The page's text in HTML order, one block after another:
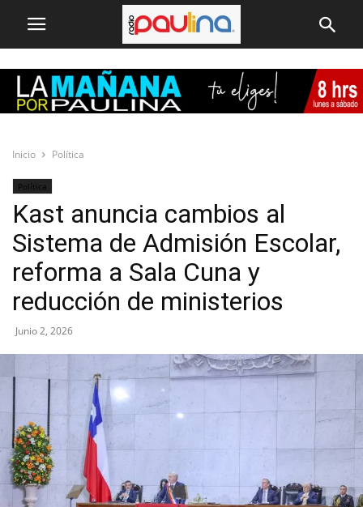
Inicio Política
Política
Kast anuncia cambios al
Sistema de Admisión Escolar,
reforma a Sala Cuna y
reducción de ministerios
Junio 2, 2026